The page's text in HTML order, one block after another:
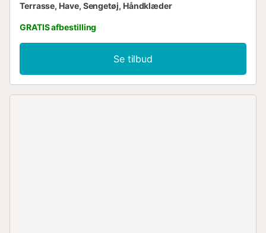
Terrasse, Have, Sengetøj, Håndklæder
GRATIS afbestilling
Se tilbud